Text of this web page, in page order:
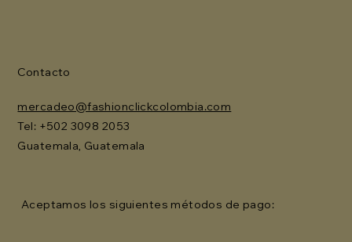
Contacto
mercadeo@fashionclickcolombia.com
Tel: ‪+502 3098 2053‬
Guatemala, Guatemala
Aceptamos los siguientes métodos de pago: